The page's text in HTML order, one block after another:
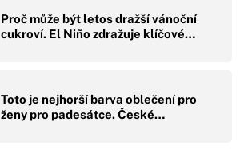
Proč může být letos dražší vánoční
cukroví. El Niño zdražuje klíčové…
Toto je nejhorší barva oblečení pro
ženy pro padesátce. České…